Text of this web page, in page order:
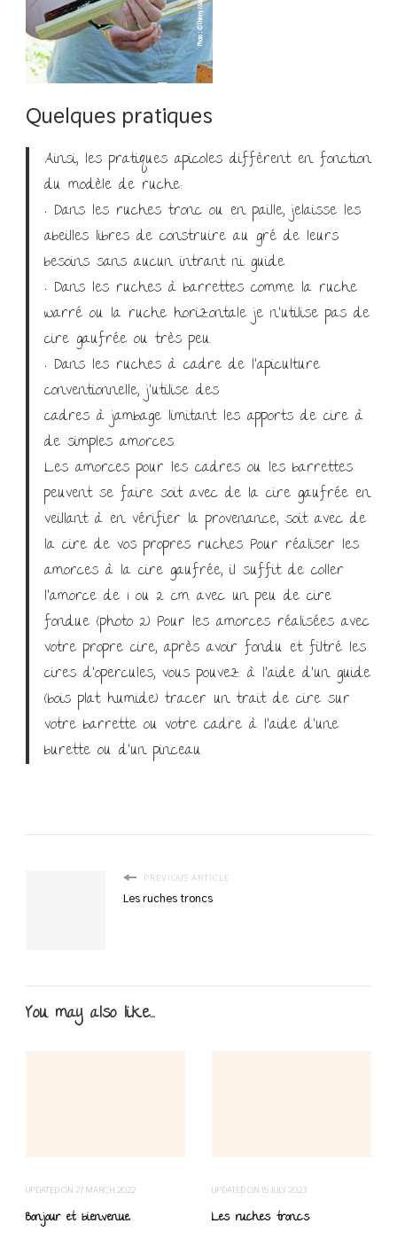
Quelques pratiques
Ainsi, les pratiques apicoles diffèrent en fonction
du modèle de ruche:
• Dans les ruches tronc ou en paille, jelaisse les
abeilles libres de construire au gré de leurs
besoins sans aucun intrant ni guide.
• Dans les ruches à barrettes comme la ruche
warré ou la ruche horizontale je n’utilise pas de
cire gaufrée ou très peu.
• Dans les ruches à cadre de l’apiculture
conventionnelle, j’utilise des
cadres à jambage limitant les apports de cire à
de simples amorces.
Les amorces pour les cadres ou les barrettes
peuvent se faire soit avec de la cire gaufrée en
veillant à en vérifier la provenance, soit avec de
la cire de vos propres ruches. Pour réaliser les
amorces à la cire gaufrée, il suffit de coller
l’amorce de 1 ou 2 cm avec un peu de cire
fondue (photo 2). Pour les amorces réalisées avec
votre propre cire, après avoir fondu et filtré les
cires d’opercules, vous pouvez à l’aide d’un guide
(bois plat humide) tracer un trait de cire sur
votre barrette ou votre cadre à l’aide d’une
burette ou d’un pinceau
PREVIOUS ARTICLE
Les ruches troncs
You may also like...
UPDATED ON 27 MARCH 2022
Bonjour et bienvenue.
UPDATED ON 15 JULY 2023
Les ruches troncs